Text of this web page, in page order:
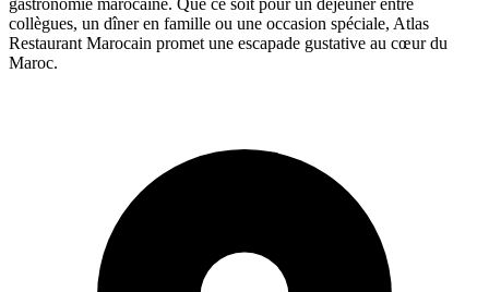
collègues, un dîner en famille ou une occasion spéciale, Atlas
Restaurant Marocain promet une escapade gustative au cœur du
Maroc.